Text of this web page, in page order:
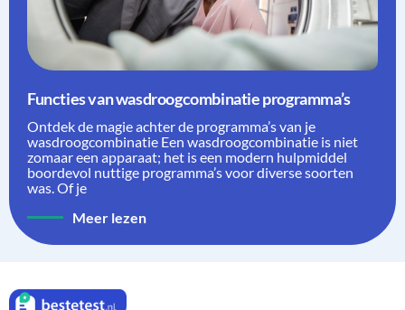
Functies van wasdroogcombinatie programma’s
Ontdek de magie achter de programma’s van je
wasdroogcombinatie Een wasdroogcombinatie is niet
zomaar een apparaat; het is een modern hulpmiddel
boordevol nuttige programma’s voor diverse soorten
was. Of je
Meer lezen